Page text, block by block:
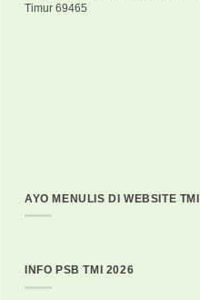
Timur 69465
AYO MENULIS DI WEBSITE TMI
INFO PSB TMI 2026